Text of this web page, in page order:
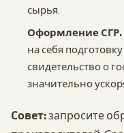
сырья.
Оформление СГР.
на себя
свидетельство о
значительно
Совет:запросите